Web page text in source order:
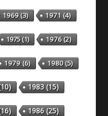
1969(3) 1971 (4)
1975(1) 1976(2)
1979(6) 1980(5)
1983(15)
1986(25)